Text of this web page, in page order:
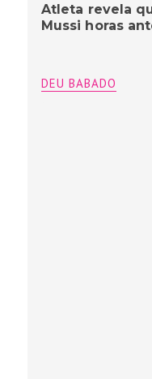
Atleta revela
Mussi horas
DEU BABADO